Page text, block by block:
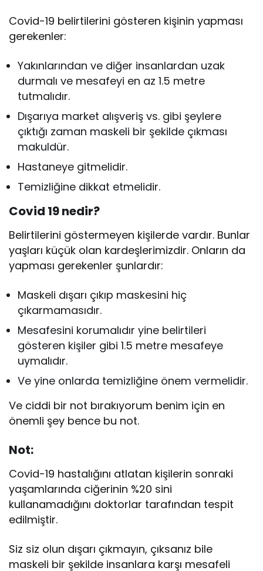
Covid-19 belirtilerini gösteren kişinin yapması
gerekenler:
Yakınlarından ve diğer insanlardan uzak
durmalı ve mesafeyi en az 1.5 metre
tutmalıdır.
Dışarıya market alışveriş vs. gibi şeylere
çıktığı zaman maskeli bir şekilde çıkması
makuldür.
Hastaneye gitmelidir.
Temizliğine dikkat etmelidir.
Covid 19 nedir?
Belirtilerini göstermeyen kişilerde vardır. Bunlar
yaşları küçük olan kardeşlerimizdir. Onların da
yapması gerekenler şunlardır:
Maskeli dışarı çıkıp maskesini hiç
çıkarmamasıdır.
Mesafesini korumalıdır yine belirtileri
gösteren kişiler gibi 1.5 metre mesafeye
uymalıdır.
Ve yine onlarda temizliğine önem vermelidir.
Ve ciddi bir not bırakıyorum benim için en
önemli şey bence bu not.
Not:
Covid-19 hastalığını atlatan kişilerin sonraki
yaşamlarında ciğerinin %20 sini
kullanamadığını doktorlar tarafından tespit
edilmiştir.
Siz siz olun dışarı çıkmayın, çıksanız bile
maskeli bir şekilde insanlara karşı mesafeli